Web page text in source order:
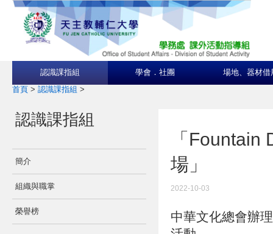
認識課指組 學會．社團 場地、器材借
首頁 > 認識課指組 >
認識課指組
簡介
組織與職掌
榮譽榜
「
場」
2022-10-03
中華文化總會辦